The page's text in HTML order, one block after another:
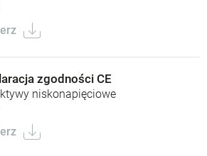
zgodności CE
niskonapięciowe